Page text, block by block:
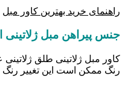
راهنمای خرید بهترین کاور مبل
جنس پیراهن مبل
کاور مبل ژلاتینی طلق
رنگ ممکن است این تغییر رنگ